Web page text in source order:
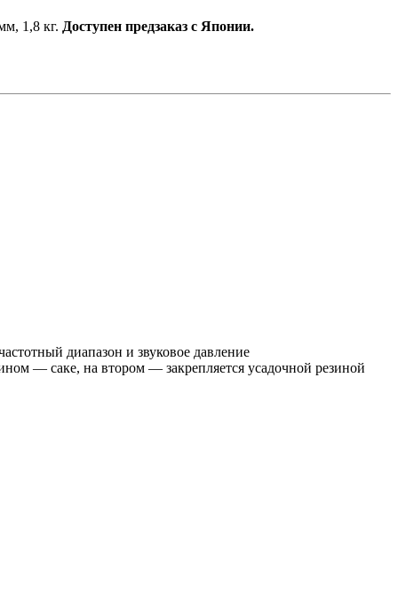
1,8 кг. Доступен предзаказ с Японии.
диапазон и звуковое давление
— саке, на втором — закрепляется усадочной резиной